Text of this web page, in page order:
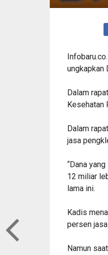
ungkapkan
Dalam
Kesehatan
Dalam
jasa
“Dana
12 miliar
lama ini.
Kadis
persen
Namun